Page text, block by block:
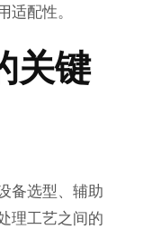
配性。
关键
备选型、辅助
理工艺之间的